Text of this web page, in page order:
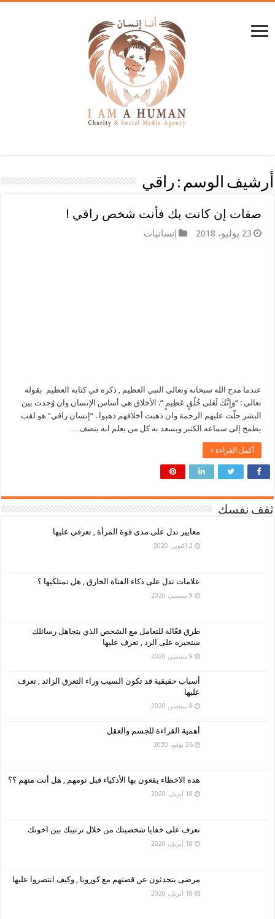
أرشيف الوسم : راقي
صفات إن كانت بك فأنت شخص راقي !
23 يوليو، 2018 إنسانيات
عندما مدح الله سبحانه وتعالى النبي العظيم , ذكره في كتابه العظيم بقوله
تعالى : “وَإِنَّكَ لَعَلى خُلُقٍ عَظِيمٍ “. الأخلاق هي أساس الإنسان وان وُجدت بين
البشر حلّت عليهم الرحمة وان ذهبت أخلاقهم ذهبوا . “إنسان راقي” هو لقب
يطمح إلى سماعه الكثير ويسعد به كل من يعلم انه يتصف …
أكمل القراءة »
ثقف نفسك
معايير تدل على مدى قوة المرأة , تعرفي عليها
2 أكتوبر، 2020
علامات تدل على ذكاء الفتاة الخارق , هل تمتلكيها ؟
9 سبتمبر، 2020
طرق فعّالة للتعامل مع الشخص الذي يتجاهل رسائلك
ستجبره على الرد , تعرف عليها
9 سبتمبر، 2020
أسباب حقيقية قد تكون السبب وراء التعرق الزائد , تعرف
عليها
8 سبتمبر، 2020
أهمية القراءة للجسم والعقل
26 يوليو، 2020
هذه الاخطاء يقعون بها الأذكياء قبل نومهم , هل أنت منهم ؟؟
18 أبريل، 2020
تعرف على خفايا شخصيتك من خلال ترتيبك بين اخوتك
18 أبريل، 2020
مرضى يتحدثون عن قصتهم مع كورونا , وكيف انتصروا عليها
18 أبريل، 2020